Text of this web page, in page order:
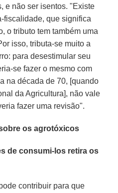
e não ser isentos. "Existe
fiscalidade, que significa
o tributo tem também uma
isso, tributa-se muito a
para desestimular seu
se fazer o mesmo com
na década de 70, [quando
da Agricultura], não vale
fazer uma revisão".
os agrotóxicos
de consumi-los retira os
contribuir para que